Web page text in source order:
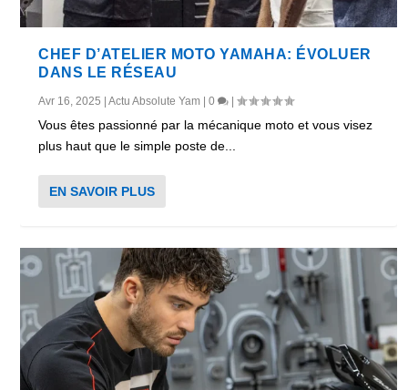
CHEF D’ATELIER MOTO YAMAHA: ÉVOLUER
DANS LE RÉSEAU
Avr 16, 2025 |Actu Absolute Yam |0 |
Vous êtes passionné par la mécanique moto et vous visez
plus haut que le simple poste de...
EN SAVOIR PLUS